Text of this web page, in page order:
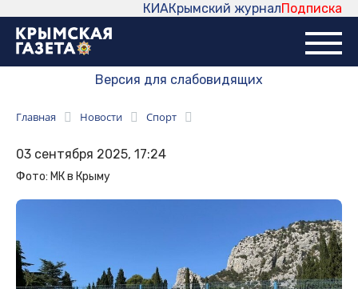
Подписка
Крымский журнал
КИА
Версия для слабовидящих
Главная Новости Спорт
03 сентября 2025, 17:24
Фото: МК в Крыму